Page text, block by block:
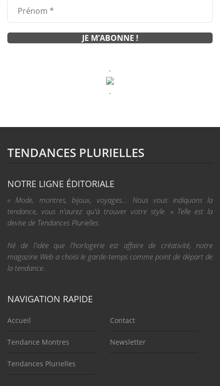
.
.
TENDANCES PLURIELLES
NOTRE LIGNE ÉDITORIALE
« Mode, montres, bijoux, voyages... Nous vous indiquons la
tendance, vous n'aurez qu'à trouver votre style. » Telle est la
devise de Tendances Plurielles.
Né de l'idée que l'horlogerie est affaire de créativité, notre
magazine Web a choisi le garde-temps comme point de départ de
la tendance.
NAVIGATION RAPIDE
Accueil
Tendance Montres
Tendances Plurielles
Contact
Newsletter